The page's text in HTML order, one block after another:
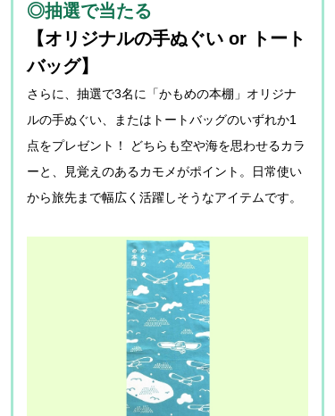
◎抽選で当たる
【オリジナルの手ぬぐい or トート
バッグ】
さらに、抽選で3名に「かもめの本棚」オリジナ
ルの手ぬぐい、またはトートバッグのいずれか1
点をプレゼント！ どちらも空や海を思わせるカラ
ーと、見覚えのあるカモメがポイント。日常使い
から旅先まで幅広く活躍しそうなアイテムです。